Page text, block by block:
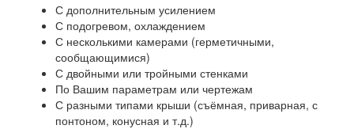
С дополнительным усилением
С подогревом, охлаждением
С несколькими камерами (герметичными,
сообщающимися)
С двойными или тройными стенками
По Вашим параметрам или чертежам
С разными типами крыши (съёмная, приварная, с
понтоном, конусная и т.д.)